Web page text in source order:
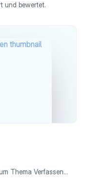
und bewertet.
Dies ist ein ausführlicher Lernzettel zum Thema Verfassen eines Kommentars in Fach Deutsch (Leistungskurs).